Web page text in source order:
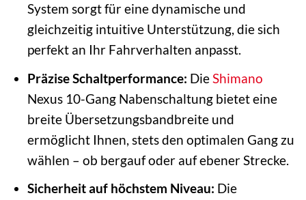
System sorgt für eine dynamische und
gleichzeitig intuitive Unterstützung, die sich
perfekt an Ihr Fahrverhalten anpasst.
Präzise Schaltperformance: DieShimano
Nexus 10-Gang Nabenschaltung bietet eine
breite Übersetzungsbandbreite und
ermöglicht Ihnen, stets den optimalen Gang zu
wählen – ob bergauf oder auf ebener Strecke.
Sicherheit auf höchstem Niveau: Die